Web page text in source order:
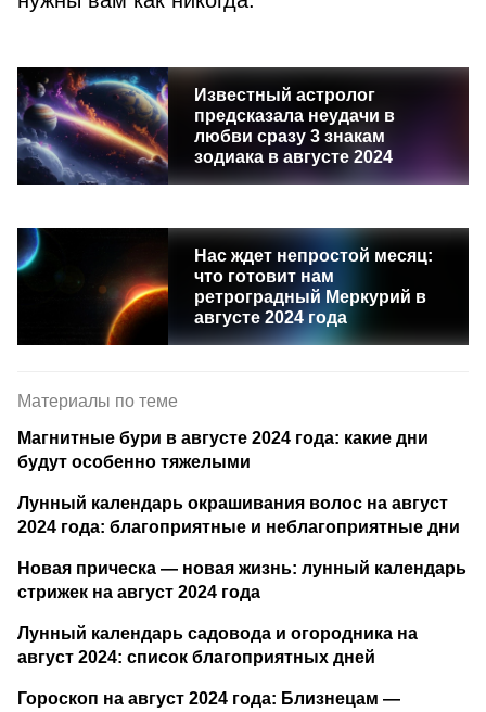
Известный астролог
предсказала неудачи в
любви сразу 3 знакам
зодиака в августе 2024
Нас ждет непростой месяц:
что готовит нам
ретроградный Меркурий в
августе 2024 года
Материалы по теме
Магнитные бури в августе 2024 года: какие дни
будут особенно тяжелыми
Лунный календарь окрашивания волос на август
2024 года: благоприятные и неблагоприятные дни
Новая прическа — новая жизнь: лунный календарь
стрижек на август 2024 года
Лунный календарь садовода и огородника на
август 2024: список благоприятных дней
Гороскоп на август 2024 года: Близнецам —